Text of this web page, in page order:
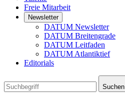
Freie Mitarbeit
Newsletter
DATUM Newsletter
DATUM Breitengrade
DATUM Leitfaden
DATUM Atlantiktief
Editorials
Suchen